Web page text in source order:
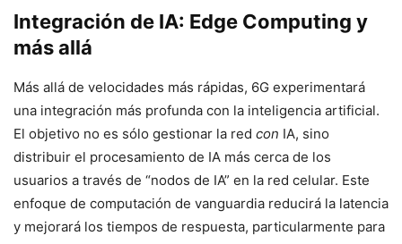
Integración de IA: Edge Computing y
más allá
Más allá de velocidades más rápidas, 6G experimentará
una integración más profunda con la inteligencia artificial.
El objetivo no es sólo gestionar la red con IA, sino
distribuir el procesamiento de IA más cerca de los
usuarios a través de “nodos de IA” en la red celular. Este
enfoque de computación de vanguardia reducirá la latencia
y mejorará los tiempos de respuesta, particularmente para